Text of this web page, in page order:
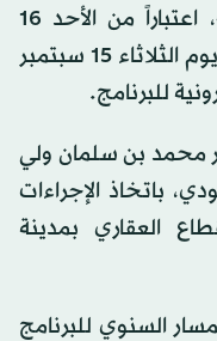
الثانية لـ«برنامج التوازن العقاري»، اعتباراً من الأحد 16
أغسطس (آب) الحالي حتى نهاية يوم الثلاثاء 15 سبتمبر
للبرنامج.
محمد بن سلمان ولي
باتخاذ الإجراءات
العقاري بمدينة
السنوي للبرنامج